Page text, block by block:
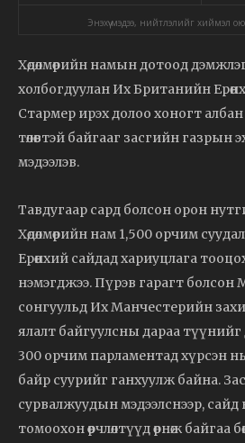
Энэхүү мэдээ, нийтлэлийг хиймэл
Хөдөлмөрийн намын дотоод
холбогдуулан Их Британийн
Стармер ирэх долоо хоногт
төлөвтэй байгааг засгийн газрын
мэдээлэв.
Тавдугаар сард болсон орон
Хөдөлмөрийн нам 1,500 орчим
Ерөнхий сайдад хариуцлага
нэмэгджээ. Пүрэв гарагт болсон
сонгуульд Их Манчестерийн
ялалт байгуулсны дараа
300 орчим парламентад хүрсэн
байр суурийг ганхуулж байна.
сурвалжуудын мэдээлснээр,
томоохон өөрчлөлтүүд өрнөж байгаа